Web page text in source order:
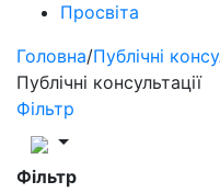
Просвіта
Головна/Публічні
Публічні консультації
Фільтр
Фільтр